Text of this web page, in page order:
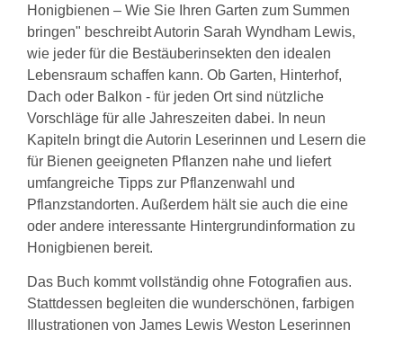
Honigbienen – Wie Sie Ihren Garten zum Summen
bringen" beschreibt Autorin Sarah Wyndham Lewis,
wie jeder für die Bestäuberinsekten den idealen
Lebensraum schaffen kann. Ob Garten, Hinterhof,
Dach oder Balkon - für jeden Ort sind nützliche
Vorschläge für alle Jahreszeiten dabei. In neun
Kapiteln bringt die Autorin Leserinnen und Lesern die
für Bienen geeigneten Pflanzen nahe und liefert
umfangreiche Tipps zur Pflanzenwahl und
Pflanzstandorten. Außerdem hält sie auch die eine
oder andere interessante Hintergrundinformation zu
Honigbienen bereit.
Das Buch kommt vollständig ohne Fotografien aus.
Stattdessen begleiten die wunderschönen, farbigen
Illustrationen von James Lewis Weston Leserinnen